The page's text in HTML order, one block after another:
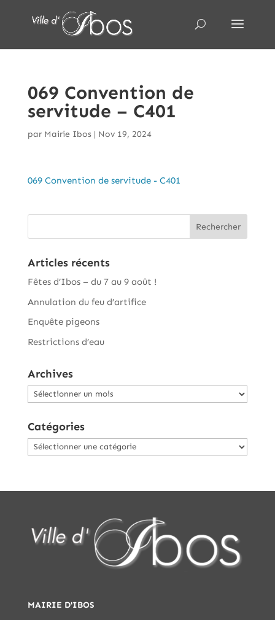
069 Convention de
servitude – C401
par Mairie Ibos| Nov 19, 2024
069 Convention de servitude - C401
Articles récents
Fêtes d’Ibos – du 7 au 9 août !
Annulation du feu d’artifice
Enquête pigeons
Restrictions d’eau
Archives
Archives
Catégories
Catégories
MAIRIE D'IBOS